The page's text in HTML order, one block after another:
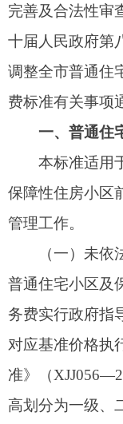
务费实行政府指导
对应基准价格执行
准》（
高划分为一级、二
方米、二级服务0.65
元/月·平方米、四级
2.高层及带电
平方米、二级服务
元/月·平方米、四级
浮动10%。物业服
治区住建厅《关于
〈住宅物业服务标